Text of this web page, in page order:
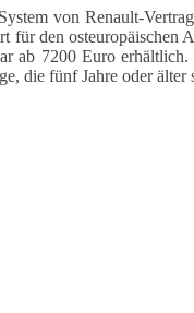
von Renault-
den osteuropäischen
ab 7200 Euro
die fünf Jahre oder